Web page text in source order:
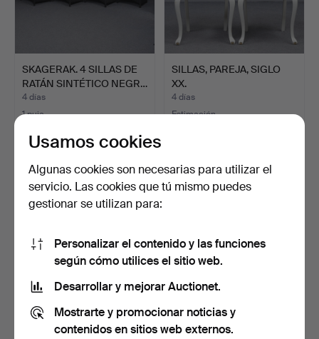
SKAGERAK. 4 SILLAS DE
RATÁN SINTÉTICO NEGR…
4 días
1 puja
SILLAS, PAREJA, SIGLO
XX.
4 días
Estimación
SILLAS, PAREJA, SIGLOS
XIX/XX.
PAR DE SILLAS CON
RESPALDO DE RATTÁN.
5 días
Usamos cookies
Algunas cookies son necesarias para utilizar el
servicio. Las cookies que tú mismo puedes
gestionar se utilizan para:
Personalizar el contenido y las funciones
según cómo utilices el sitio web.
Desarrollar y mejorar Auctionet.
Mostrarte y promocionar noticias y
contenidos en sitios web externos.